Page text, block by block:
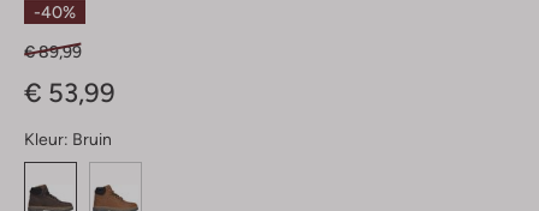
-40%
€ 89,99
€ 53,99
Kleur: Bruin